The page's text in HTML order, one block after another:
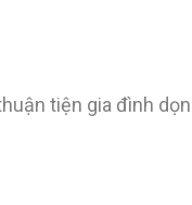
tiện gia đình dọn